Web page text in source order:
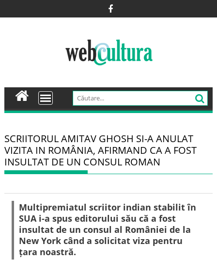
to
SCRIITORUL AMITAV GHOSH SI-A ANULAT
VIZITA IN ROMÂNIA, AFIRMAND CA A FOST
INSULTAT DE UN CONSUL ROMAN
Multipremiatul scriitor indian stabilit în
SUA i-a spus editorului său că a fost
insultat de un consul al României de la
New York când a solicitat viza pentru
țara noastră.